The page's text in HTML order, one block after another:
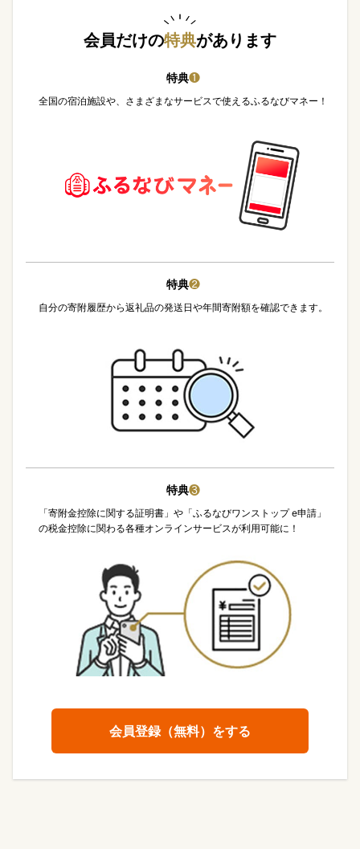
会員だけの特典があります
特典❶
全国の宿泊施設や、さまざまなサービスで使えるふるなびマネー！
特典❷
自分の寄附履歴から返礼品の発送日や年間寄附額を確認できます。
特典❸
「寄附金控除に関する証明書」や「ふるなびワンストップ e申請」
の税金控除に関わる各種オンラインサービスが利用可能に！
会員登録（無料）をする